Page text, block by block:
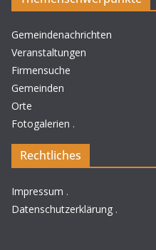
Gemeindenachrichten
Veranstaltungen
Firmensuche
Gemeinden
Orte
Fotogalerien .
Rechtliches
Impressum .
Datenschutzerklärung .